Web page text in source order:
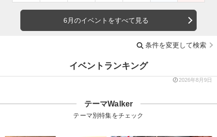
6月のイベントをすべて見る
条件を変更して検索
イベントランキング
2026年8月9日
テーマWalker
テーマ別特集をチェック